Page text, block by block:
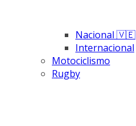
Nacional 🇻🇪
Internacional
Motociclismo
Rugby